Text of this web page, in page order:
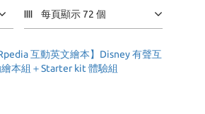
每頁顯示 72 個